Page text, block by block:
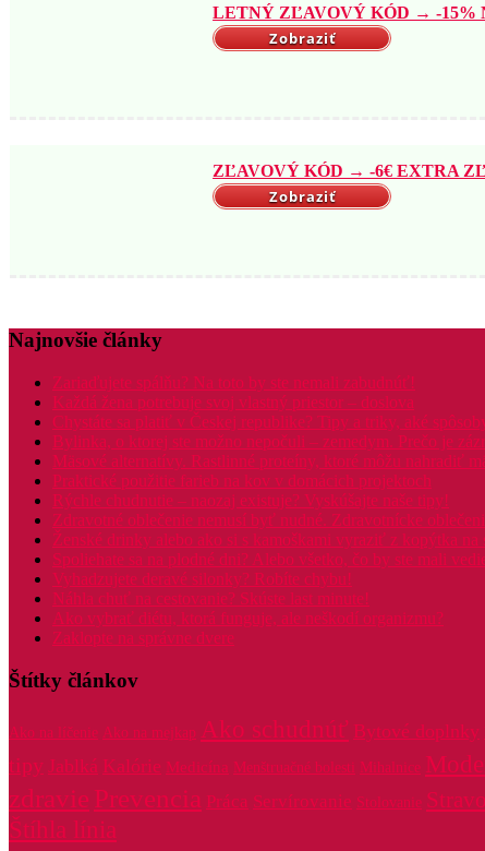
LETNÝ ZĽAVOVÝ KÓD → -15%
Zobraziť
ZĽAVOVÝ KÓD → -6€ EXTRA
Zobraziť
Najnovšie články
Zariaďujete spálňu? Na toto by ste nemali zabudnúť!
Každá žena potrebuje svoj vlastný priestor – doslova
Chystáte sa platiť v Českej republike? Tipy a triky, aké
Bylinka, o ktorej ste možno nepočuli – zemedym. Prečo je
Mäsové alternatívy. Rastlinné proteíny, ktoré môžu nahradiť
Praktické použitie farieb na kov v domácich projektoch
Rýchle chudnutie – naozaj existuje? Vyskúšajte naše tipy!
Zdravotné oblečenie nemusí byť nudné. Zdravotnícke
Ženské drinky alebo ako si s kamoškami vyraziť z kopýtka na
Spoliehate sa na plodné dni? Alebo všetko, čo by ste mali
Vyhadzujete deravé silonky? Robíte chybu!
Náhla chuť na cestovanie? Skúste last minute!
Ako vybrať diétu, ktorá funguje, ale neškodí organizmu?
Zaklopte na správne dvere
Štítky článkov
Ako na líčenie Ako na mejkap Ako schudnúť Bytové doplnky
tipy Jablká Kalórie Medicína Menštruačné bolesti Mihalnice
zdravie Prevencia Práca Servírovanie Stolovanie
Štíhla línia